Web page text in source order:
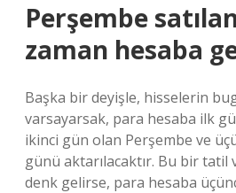
Perşembe
zaman hesaba
Başka bir deyişle, hisselerin
varsayarsak, para hesaba ilk
ikinci gün olan Perşembe ve
günü aktarılacaktır. Bu bir tatil
denk gelirse, para hesaba